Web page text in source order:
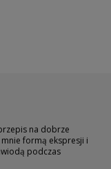
na dobrze
formą ekspresji i
podczas